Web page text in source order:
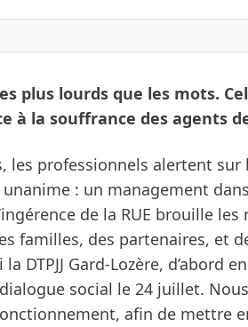
plus lourds que les mots.
à la souffrance des agents
les professionnels alertent
: un management
de la RUE brouille
familles, des partenaires, et
la DTPJJ Gard-Lozère,
social le 24 juillet.
afin de mettre